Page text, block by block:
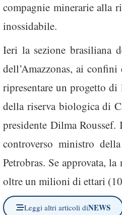
compagnie minerarie alla
inossidabile.
Ieri la sezione brasiliana
dell’Amazzonas, ai
ripresentare un progetto di
della riserva biologica di
presidente Dilma Roussef.
controverso ministro
Petrobras. Se approvata,
oltre un milioni di ettari
Leggi altri articoli diNEWS